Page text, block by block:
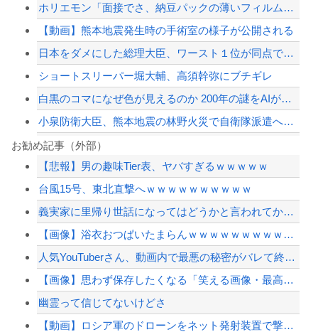
ホリエモン「面接でさ、納豆パックの薄いフィルムって何のために入っていの？って聞く...
【動画】熊本地震発生時の手術室の様子が公開される
日本をダメにした総理大臣、ワースト１位が同点でこの人ｗｗｗｗｗｗ
ショートスリーパー堀大輔、高須幹弥にブチギレ
白黒のコマになぜ色が見えるのか 200年の謎をAIが解明！
小泉防衛大臣、熊本地震の林野火災で自衛隊派遣へ！←「迅速な対応だ！」「次の首相は...
【悲報】中日・金丸夢斗(5勝8敗)、もうすぐ中継ぎ(橋本4勝1敗)に勝ち星が追い...
【配信者】「金バエ」のSNS更新が1週間途絶え、様々な憶測が飛び交う。1週間ぶり...
【緊急速報】NYで警官が黒人男性の首を絞め、暴動第二波不可避へ
お勧め記事（外部）
【悲報】男の趣味Tier表、ヤバすぎるｗｗｗｗｗ
台風15号、東北直撃へｗｗｗｗｗｗｗｗｗｗ
義実家に里帰り世話になってはどうかと言われてかなり悩んでいる
【画像】浴衣おつぱいたまらんｗｗｗｗｗｗｗｗｗｗｗ
人気YouTuberさん、動画内で最悪の秘密がバレて終わる・・・
【画像】思わず保存したくなる「笑える画像・最高な画像」貼っていけｗｗｗｗｗ
幽霊って信じてないけどさ
【動画】ロシア軍のドローンをネット発射装置で撃墜するウクライナ。